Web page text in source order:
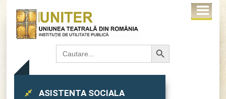
Search
for:
Search Button
ASISTENTA SOCIALA